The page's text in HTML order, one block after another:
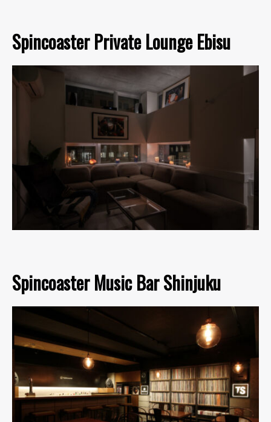
Spincoaster Private Lounge Ebisu
Spincoaster Music Bar Shinjuku